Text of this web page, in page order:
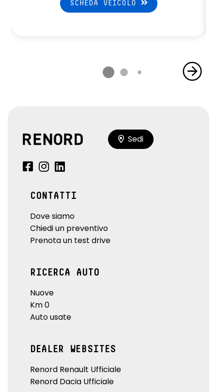
SCHEDA VEICOLO
Sedi
CONTATTI
Dove siamo
Chiedi un preventivo
Prenota un test drive
RICERCA AUTO
Nuove
Km 0
Auto usate
DEALER WEBSITES
Renord Renault Ufficiale
Renord Dacia Ufficiale